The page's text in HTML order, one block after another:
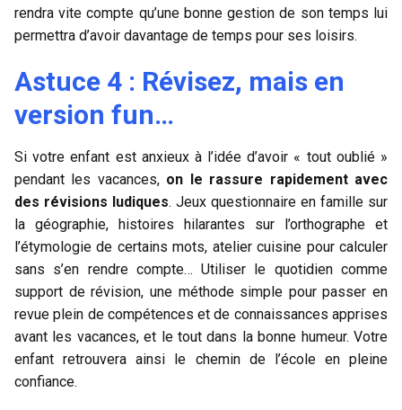
rendra vite compte qu’une bonne gestion de son temps lui
permettra d’avoir davantage de temps pour ses loisirs.
Astuce 4 : Révisez, mais en
version fun…
Si votre enfant est anxieux à l’idée d’avoir « tout oublié »
pendant les vacances, on le rassure rapidement avec
des révisions ludiques. Jeux questionnaire en famille sur
la géographie, histoires hilarantes sur l’orthographe et
l’étymologie de certains mots, atelier cuisine pour calculer
sans s’en rendre compte… Utiliser le quotidien comme
support de révision, une méthode simple pour passer en
revue plein de compétences et de connaissances apprises
avant les vacances, et le tout dans la bonne humeur. Votre
enfant retrouvera ainsi le chemin de l’école en pleine
confiance.